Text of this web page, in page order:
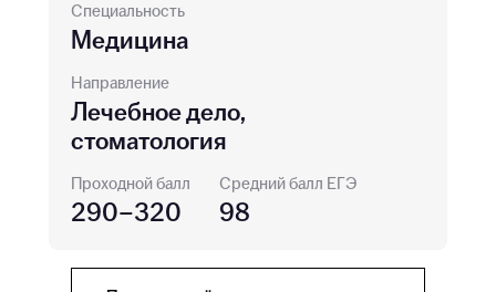
Специальность
Медицина
Направление
Лечебное дело,
стоматология
Проходной балл Средний балл ЕГЭ
290–320 98